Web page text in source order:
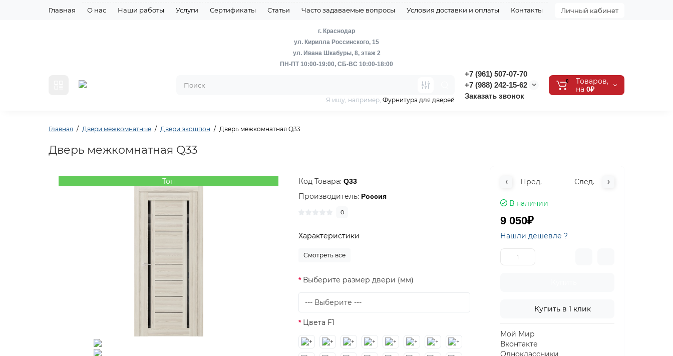
Главная О нас Наши работы Услуги Сертификаты Статьи Часто задаваемые вопросы Условия доставки и оплаты Контакты Личный кабинет
г. Краснодар
ул. Кирилла Россинского, 15
ул. Ивана Шкабуры, 8, этаж 2
ПН-ПТ 10:00-19:00, СБ-ВС 10:00-18:00
+7 (961) 507-07-70
+7 (988) 242-15-62
Заказать звонок
Я ищу, например, Фурнитура для дверей
0
Tоваров,
на 0₽
Главная Двери межкомнатные Двери экошпон Дверь межкомнатная Q33
Дверь межкомнатная Q33
Топ Код Товара:Q33
Производитель: Россия
0
Характеристики
Смотреть все
Выберите размер двери (мм)
Цвета F1
Пред. След.
В наличии
9 050₽
Нашли дешевле ?
Купить в 1 клик
Мой Мир
Вконтакте
Одноклассники